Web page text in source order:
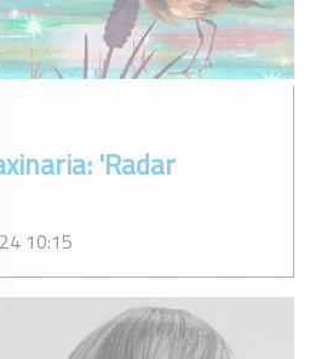
'Radar
10:15